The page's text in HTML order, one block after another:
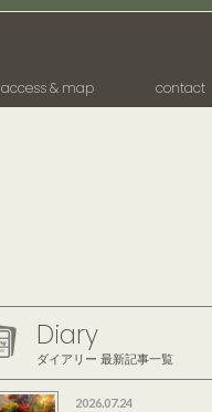
access & map contact
Diary
ダイアリー 最新記事一覧
2026.07.24